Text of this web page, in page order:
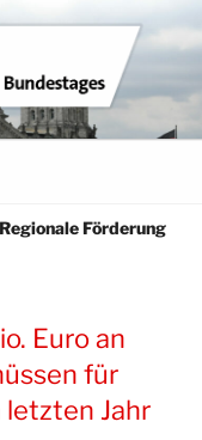
Regionale Förderung
Euro an
für
letzten Jahr